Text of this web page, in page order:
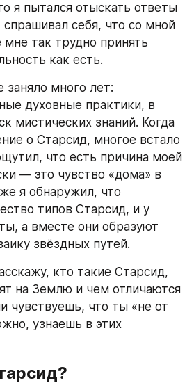
я пытался отыскать ответы
спрашивал себя, что со мной
так трудно принять
как есть.
заняло много лет:
мистических знаний. Когда
о Старсид, многое встало
что есть причина моей
— это чувство «дома» в
я обнаружил, что
типов Старсид, и у
а вместе они образуют
звёздных путей.
кто такие Старсид,
на Землю и чем отличаются
чувствуешь, что ты «не от
узнаешь в этих